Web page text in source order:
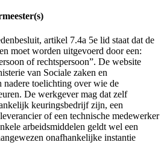
artikel 7.4a 5e lid staat dat de
moet worden uitgevoerd door een:
of rechtspersoon”. De website
van Sociale zaken en
nadere toelichting over wie de
De werkgever mag dat zelf
keuringsbedrijf zijn, een
of een technische medewerker
arbeidsmiddelen geldt wel een
onafhankelijke instantie